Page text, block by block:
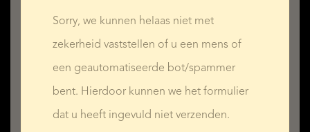
Sorry, we kunnen helaas niet met
zekerheid vaststellen of u een mens of
een geautomatiseerde bot/spammer
bent. Hierdoor kunnen we het formulier
dat u heeft ingevuld niet verzenden.